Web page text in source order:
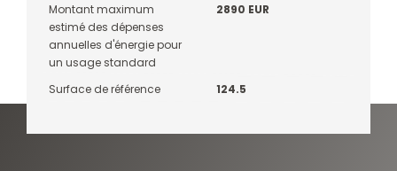
Montant maximum
estimé des dépenses
annuelles d'énergie pour
un usage standard
2890 EUR
Surface de référence 124.5